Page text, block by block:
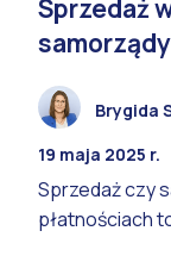
Sprzedaż
Brygida
19 maja 2025 r.
Sprzedaż czy
płatnościach